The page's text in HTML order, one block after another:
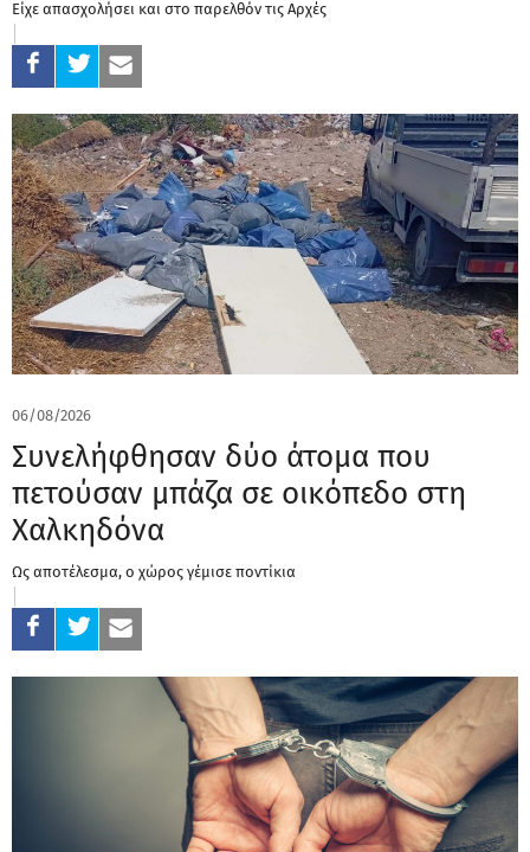
Είχε απασχολήσει και στο παρελθόν τις Αρχές
06/08/2026
Συνελήφθησαν δύο άτομα που
πετούσαν μπάζα σε οικόπεδο στη
Χαλκηδόνα
Ως αποτέλεσμα, ο χώρος γέμισε ποντίκια